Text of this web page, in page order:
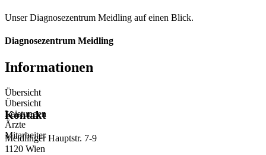
Unser Diagnosezentrum Meidling auf einen Blick.
Diagnosezentrum Meidling
Informationen
Übersicht
Übersicht
Leistungen
Ärzte
Mitarbeiter
Kontakt
Meidlinger Hauptstr. 7-9
1120 Wien